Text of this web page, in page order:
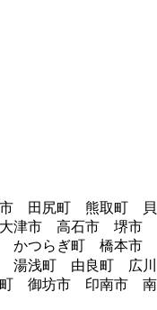
市 田尻町 熊取町 貝
津市 高石市 堺市
かつらぎ町 橋本市
湯浅町 由良町 広川
御坊市 印南市 南